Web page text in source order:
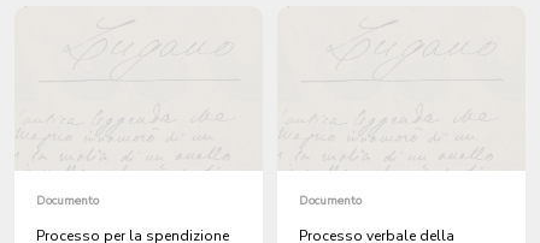
Angelo Possi, mentre
lanciava nell'aia sottostante
Documento
Processo per la spendizione
Documento
Processo verbale della